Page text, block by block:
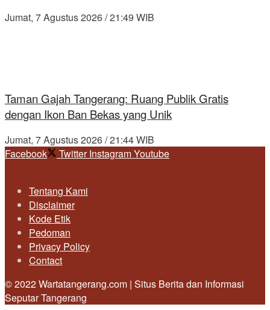
Jumat, 7 Agustus 2026 / 21:49 WIB
Taman Gajah Tangerang: Ruang Publik Gratis
dengan Ikon Ban Bekas yang Unik
Jumat, 7 Agustus 2026 / 21:44 WIB
Facebook
Twitter InstagramYoutube
Tentang Kami
Disclaimer
Kode Etik
Pedoman
Privacy Policy
Contact
© 2022 Wartatangerang.com | Situs Berita dan Informasi
Seputar Tangerang